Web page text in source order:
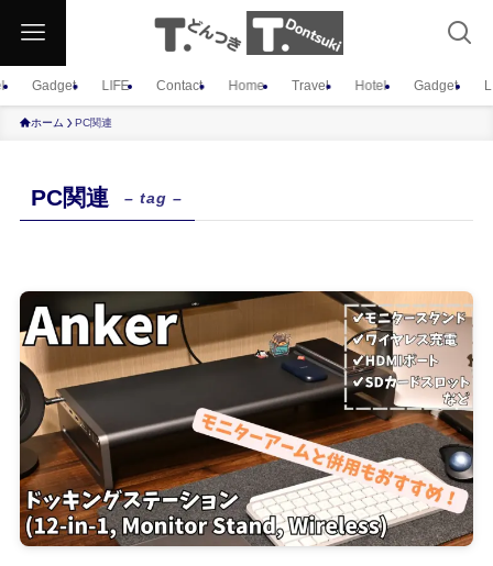
Gadget LIFE Contact Home Travel Hotel Gadget
ホーム PC関連
PC関連 – tag –